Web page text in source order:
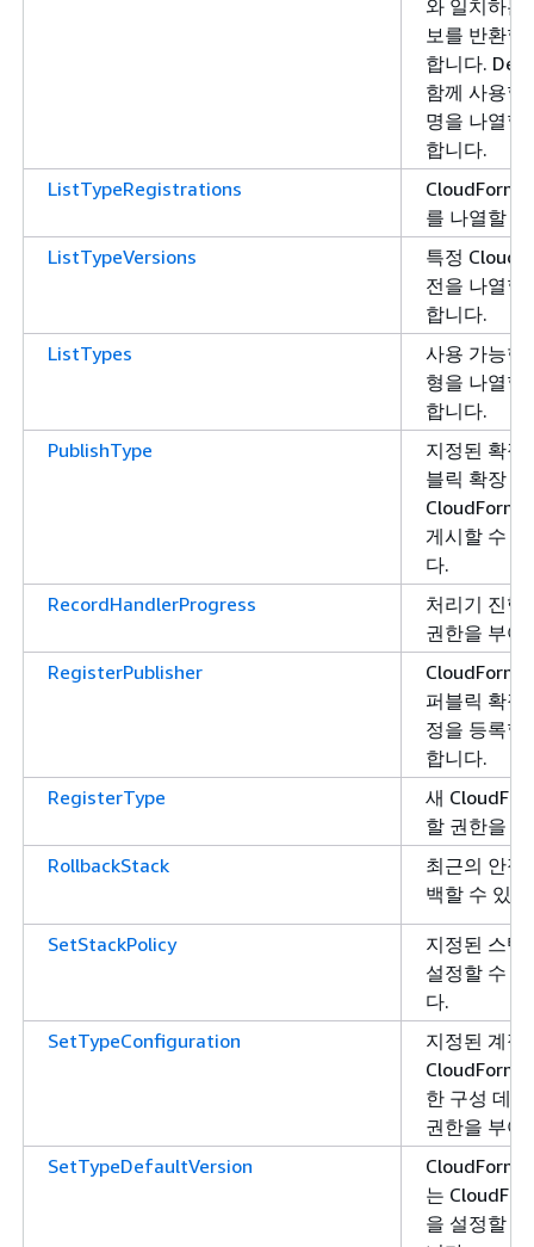
와 일치하는
보를 반환할
합니다.
함께 사용할
명을 나열할
합니다.
ListTypeRegistrations
를 나열할
ListTypeVersions
특정
전을 나열할
합니다.
ListTypes
사용 가능한
형을 나열할
합니다.
PublishType
지정된 확장
블릭 확장
게시할 수
다.
RecordHandlerProgress
처리기 진행
권한을 부여
RegisterPublisher
퍼블릭 확장
정을 등록할
합니다.
RegisterType
새
할 권한을
RollbackStack
최근의 안정
백할 수 있
SetStackPolicy
지정된 스택
설정할 수
다.
SetTypeConfiguration
지정된 계정
한 구성 데
권한을 부여
SetTypeDefaultVersion
는
을 설정할